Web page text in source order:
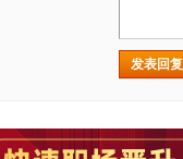
发表回复